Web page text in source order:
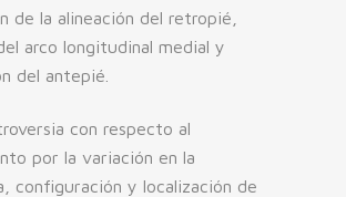
de la alineación del retropié,
arco longitudinal medial y
del antepié.
con respecto al
por la variación en la
configuración y localización de